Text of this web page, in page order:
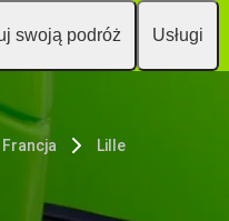
swoją podróż Usługi
Francja Lille